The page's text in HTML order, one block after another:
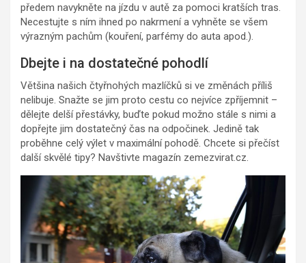
předem navykněte na jízdu v autě za pomoci kratších tras.
Necestujte s ním ihned po nakrmení a vyhněte se všem
výrazným pachům (kouření, parfémy do auta apod.).
Dbejte i na dostatečné pohodlí
Většina našich čtyřnohých mazlíčků si ve změnách příliš
nelibuje. Snažte se jim proto cestu co nejvíce zpříjemnit –
dělejte delší přestávky, buďte pokud možno stále s nimi a
dopřejte jim dostatečný čas na odpočinek. Jedině tak
proběhne celý výlet v maximální pohodě. Chcete si přečíst
další skvělé tipy? Navštivte magazín zemezvirat.cz.